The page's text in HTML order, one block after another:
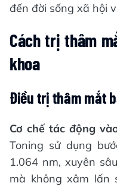
đến đời sống xã hội
Cách trị thâm
khoa
Điều trị thâm mắt
Cơ chế tác động
Toning sử dụng
1.064 nm, xuyên
mà không xâm lấn